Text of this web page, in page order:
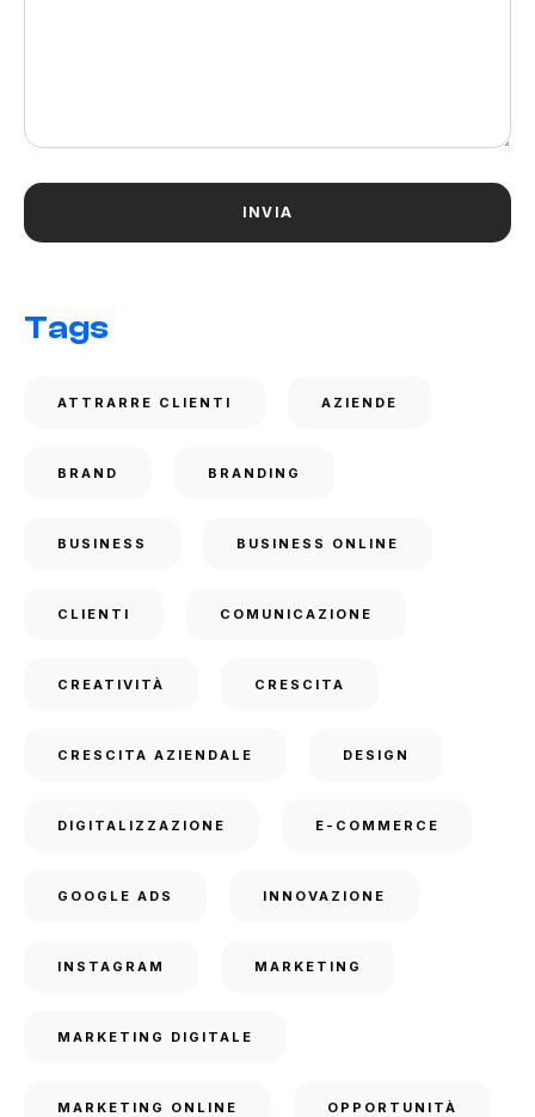
Tags
ATTRARRE CLIENTI AZIENDE
BRAND BRANDING
BUSINESS BUSINESS ONLINE
CLIENTI COMUNICAZIONE
CREATIVITÀ CRESCITA
CRESCITA AZIENDALE DESIGN
DIGITALIZZAZIONE E-COMMERCE
GOOGLE ADS INNOVAZIONE
INSTAGRAM MARKETING
MARKETING DIGITALE
MARKETING ONLINE OPPORTUNITÀ